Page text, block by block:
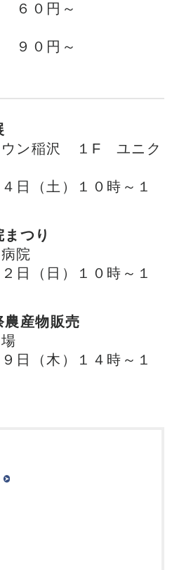
～
～
ウン稲沢 １F ユニク
日（土）１０時～１
つり
院
日（日）１０時～１
農産物販売
日（木）１４時～１